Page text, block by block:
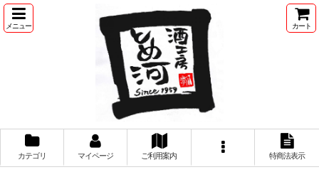
メニュー カート
カテゴリ マイページ ご利用案内 特商法表示